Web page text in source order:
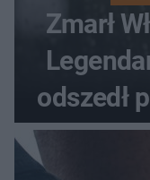
Zmarł
odszedł